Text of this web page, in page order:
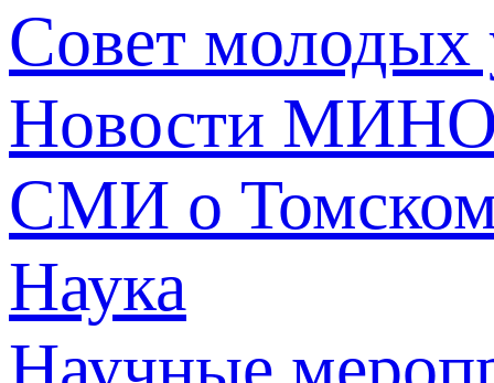
Совет молодых
Новости
СМИ о
Наука